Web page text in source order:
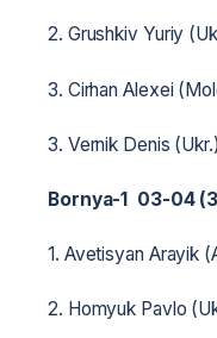
2. Grushkiv Yuriy
3. Cirhan Alexei
3. Vernik Denis (Ukr.)
Bornya-1 03-04
1. Avetisyan Arayik
2. Homyuk Pavlo